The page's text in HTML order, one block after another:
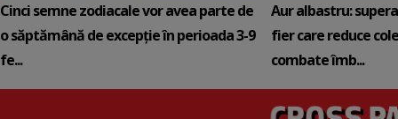
Cinci semne zodiacale vor avea parte de
o săptămână de excepție în perioada 3-9
fe...
Aur albastru:
fier care reduce
combate îmb...